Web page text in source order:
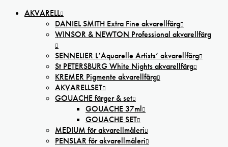
AKVARELL
DANIEL SMITH Extra Fine akvarellfärg
WINSOR & NEWTON Professional akvarellfärg
SENNELIER L’Aquarelle Artists’ akvarellfärg
St PETERSBURG White Nights akvarellfärg
KREMER Pigmente akvarellfärg
AKVARELLSET
GOUACHE färger & set
GOUACHE 37ml
GOUACHE SET
MEDIUM för akvarellmåleri
PENSLAR för akvarellmåleri